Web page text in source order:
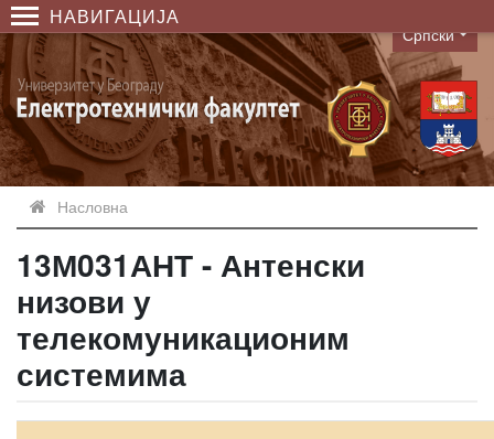
НАВИГАЦИЈА
Language
Српски
Насловна
13М031АНТ - Антенски
низови у
телекомуникационим
системима